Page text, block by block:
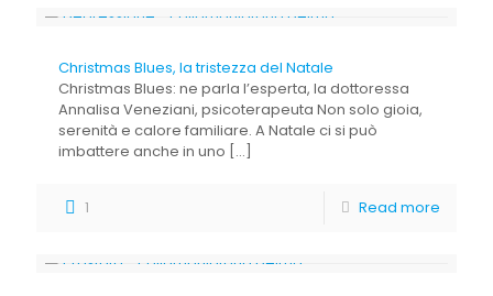
Christmas Blues, la tristezza del Natale
Christmas Blues: ne parla l’esperta, la dottoressa
Annalisa Veneziani, psicoterapeuta Non solo gioia,
serenità e calore familiare. A Natale ci si può
imbattere anche in uno […]
1 Read more